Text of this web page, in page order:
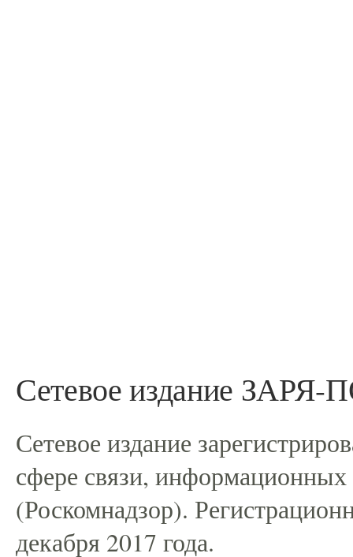
Сетевое издание
Сетевое издание
сфере связи,
(Роскомнадзор).
декабря 2017 года.